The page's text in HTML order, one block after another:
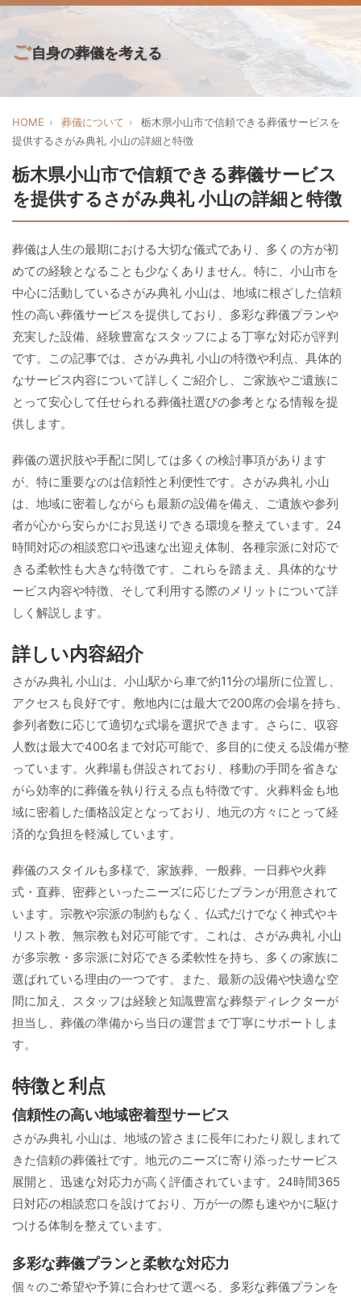
ご自身の葬儀を考える
HOME 葬儀について
栃木県小山市で信頼できる葬儀サービスを
提供するさがみ典礼 小山の詳細と特徴
栃木県小山市で信頼できる葬儀サービス
を提供するさがみ典礼 小山の詳細と特徴
葬儀は人生の最期における大切な儀式であり、多くの方が初
めての経験となることも少なくありません。特に、小山市を
中心に活動しているさがみ典礼 小山は、地域に根ざした信頼
性の高い葬儀サービスを提供しており、多彩な葬儀プランや
充実した設備、経験豊富なスタッフによる丁寧な対応が評判
です。この記事では、さがみ典礼 小山の特徴や利点、具体的
なサービス内容について詳しくご紹介し、ご家族やご遺族に
とって安心して任せられる葬儀社選びの参考となる情報を提
供します。
葬儀の選択肢や手配に関しては多くの検討事項があります
が、特に重要なのは信頼性と利便性です。さがみ典礼 小山
は、地域に密着しながらも最新の設備を備え、ご遺族や参列
者が心から安らかにお見送りできる環境を整えています。24
時間対応の相談窓口や迅速な出迎え体制、各種宗派に対応で
きる柔軟性も大きな特徴です。これらを踏まえ、具体的なサ
ービス内容や特徴、そして利用する際のメリットについて詳
しく解説します。
詳しい内容紹介
さがみ典礼 小山は、小山駅から車で約11分の場所に位置し、
アクセスも良好です。敷地内には最大で200席の会場を持ち、
参列者数に応じて適切な式場を選択できます。さらに、収容
人数は最大で400名まで対応可能で、多目的に使える設備が整
っています。火葬場も併設されており、移動の手間を省きな
がら効率的に葬儀を執り行える点も特徴です。火葬料金も地
域に密着した価格設定となっており、地元の方々にとって経
済的な負担を軽減しています。
葬儀のスタイルも多様で、家族葬、一般葬、一日葬や火葬
式・直葬、密葬といったニーズに応じたプランが用意されて
います。宗教や宗派の制約もなく、仏式だけでなく神式やキ
リスト教、無宗教も対応可能です。これは、さがみ典礼 小山
が多宗教・多宗派に対応できる柔軟性を持ち、多くの家族に
選ばれている理由の一つです。また、最新の設備や快適な空
間に加え、スタッフは経験と知識豊富な葬祭ディレクターが
担当し、葬儀の準備から当日の運営まで丁寧にサポートしま
す。
特徴と利点
信頼性の高い地域密着型サービス
さがみ典礼 小山は、地域の皆さまに長年にわたり親しまれて
きた信頼の葬儀社です。地元のニーズに寄り添ったサービス
展開と、迅速な対応力が高く評価されています。24時間365
日対応の相談窓口を設けており、万が一の際も速やかに駆け
つける体制を整えています。
多彩な葬儀プランと柔軟な対応力
個々のご希望や予算に合わせて選べる、多彩な葬儀プランを